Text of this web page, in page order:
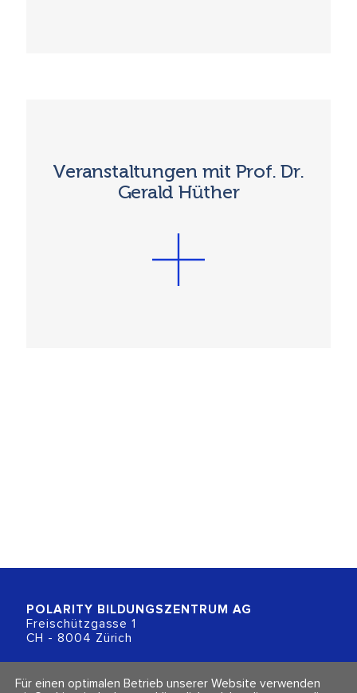
Veranstaltungen mit Prof. Dr.
Gerald Hüther
POLARITY BILDUNGSZENTRUM AG
Freischützgasse 1
CH - 8004 Zürich
+41 (0)44 218 80 80
Für einen optimalen Betrieb unserer Website verwenden